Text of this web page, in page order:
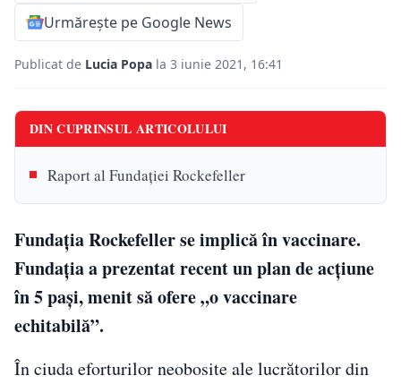
Urmărește pe Google News
Publicat de Lucia Popa la 3 iunie 2021, 16:41
DIN CUPRINSUL ARTICOLULUI
Raport al Fundației Rockefeller
Fundația Rockefeller se implică în vaccinare.
Fundația a prezentat recent un plan de acțiune
în 5 pași, menit să ofere „o vaccinare
echitabilă”.
În ciuda eforturilor neobosite ale lucrătorilor din